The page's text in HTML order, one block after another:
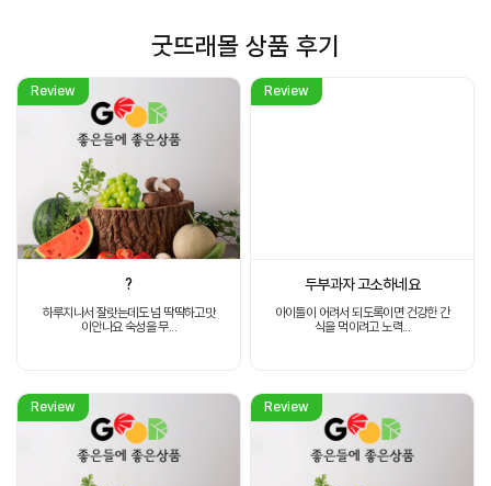
굿뜨래몰 상품 후기
Review
?
하루지나서 잘랏는데도 넘 딱딱하고맛
이안나요 숙성을 무...
Review
두부과자 고소하네요
아이들이 어려서 되도록이면 건강한 간
식을 먹이려고 노력...
Review Review